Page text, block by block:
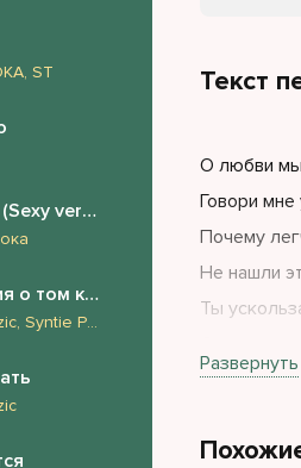
ST
Замуж (Sexy version)
История о том как у нашего барабанщика Андрея обнаружили фимоз и он сделал обрезание
KSB muzic, Syntie Punk
Текст
О любви мы
Говори мне
Почему
Не нашли
Ты
Может,
В этих
Развернуть